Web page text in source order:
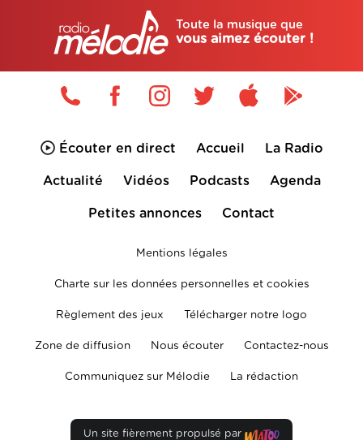
Toute la musique que
vous aimez écouter !
Écouter en direct Accueil La Radio
Actualité Vidéos Podcasts Agenda
Petites annonces Contact
Mentions légales
Charte sur les données personnelles et cookies
Règlement des jeux Télécharger notre logo
Zone de diffusion Nous écouter Contactez-nous
Communiquez sur Mélodie La rédaction
Un site fièrement propulsé par